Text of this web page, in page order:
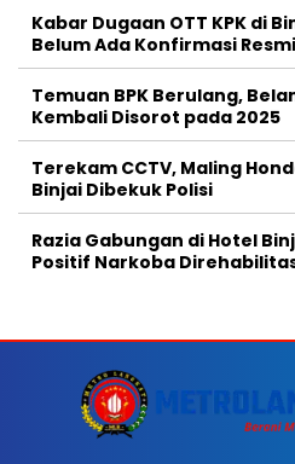
Kabar Dugaan OTT KPK di
Belum Ada Konfirmasi Resmi
Temuan BPK Berulang,
Kembali Disorot pada 2025
Terekam CCTV, Maling
Binjai Dibekuk Polisi
Razia Gabungan di Hotel
Positif Narkoba